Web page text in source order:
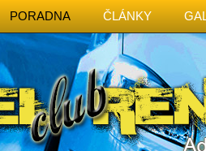
PORADNA ČLÁNKY